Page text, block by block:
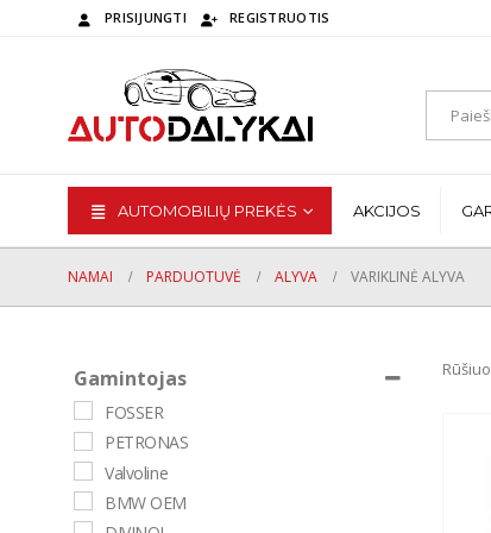
PRISIJUNGTI REGISTRUOTIS
AUTOMOBILIŲ PREKĖS AKCIJOS
NAMAI PARDUOTUVĖ ALYVA VARIKLINĖ ALYVA
Gamintojas
FOSSER
PETRONAS
Valvoline
BMW OEM